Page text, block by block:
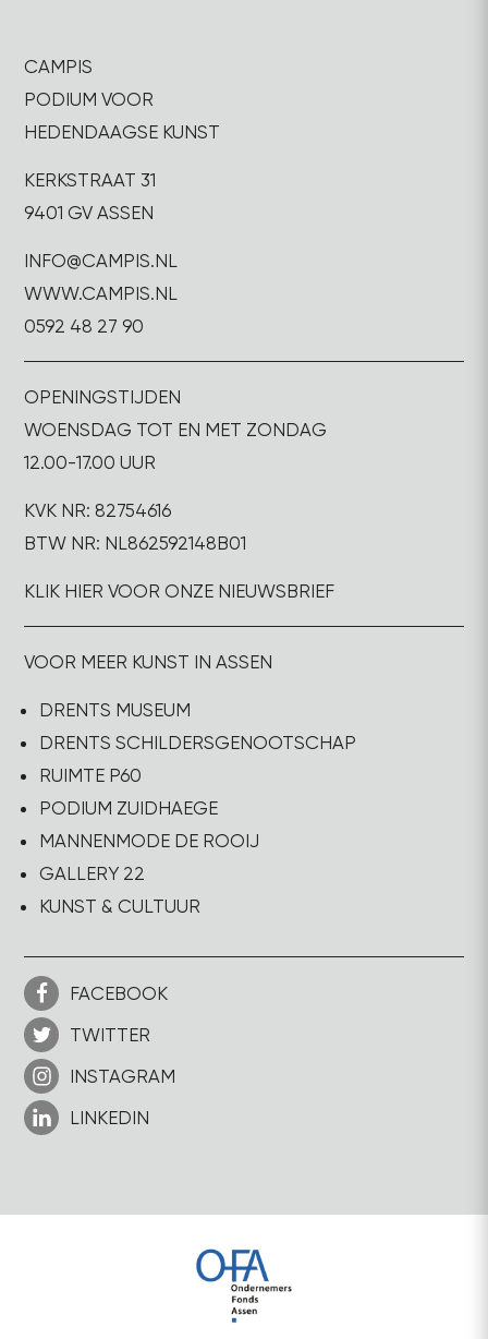
CAMPIS
PODIUM VOOR
HEDENDAAGSE KUNST
KERKSTRAAT 31
9401 GV ASSEN
INFO@CAMPIS.NL
WWW.CAMPIS.NL
0592 48 27 90
OPENINGSTIJDEN
WOENSDAG TOT EN MET ZONDAG
12.00-17.00 UUR
KVK NR: 82754616
BTW NR: NL862592148B01
KLIK HIER VOOR ONZE NIEUWSBRIEF
VOOR MEER KUNST IN ASSEN
DRENTS MUSEUM
DRENTS SCHILDERSGENOOTSCHAP
RUIMTE P60
PODIUM ZUIDHAEGE
MANNENMODE DE ROOIJ
GALLERY 22
KUNST & CULTUUR
FACEBOOK
TWITTER
INSTAGRAM
LINKEDIN